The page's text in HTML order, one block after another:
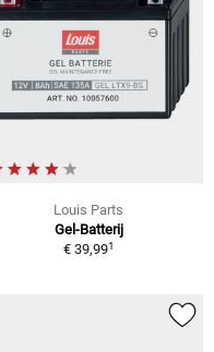
Louis Parts
Gel-Batterij
€ 39,991